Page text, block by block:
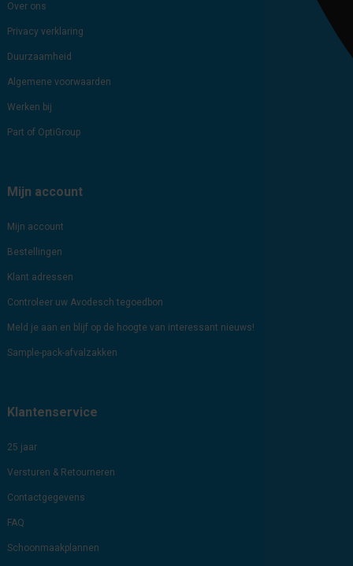
Over ons
Privacy verklaring
Duurzaamheid
Algemene voorwaarden
Werken bij
Part of OptiGroup
Mijn account
Mijn account
Bestellingen
Klant adressen
Controleer uw Avodesch tegoedbon
Meld je aan en blijf op de hoogte van interessant nieuws!
Sample-pack-afvalzakken
Klantenservice
25 jaar
Versturen & Retourneren
Contactgegevens
FAQ
Schoonmaakplannen